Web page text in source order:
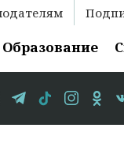
Образование
В Гродно